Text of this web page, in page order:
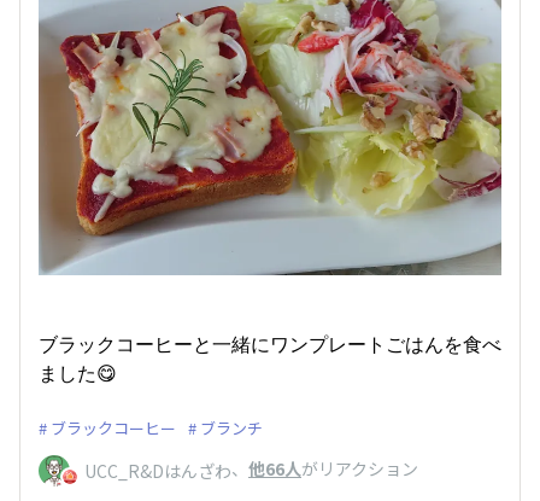
ブラックコーヒーと一緒にワンプレートごはんを食べ
ました😋
ブラックコーヒー ブランチ
UCC_R&Dはんざわ、 他66人がリアクション